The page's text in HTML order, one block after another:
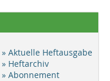
» Aktuelle Heftausgabe
» Heftarchiv
» Abonnement